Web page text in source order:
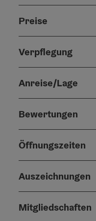
Preise
Verpflegung
Anreise/Lage
Bewertungen
Öffnungszeiten
Auszeichnungen
Mitgliedschaften